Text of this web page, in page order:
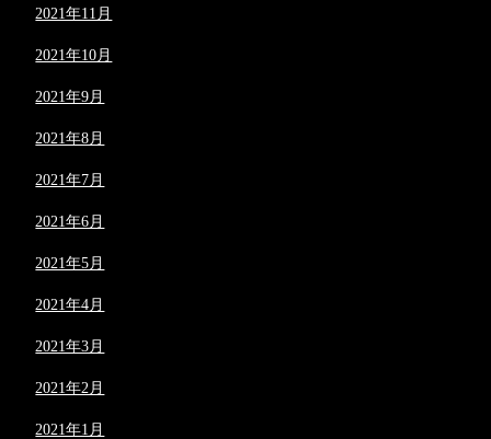
2021年11月
2021年10月
2021年9月
2021年8月
2021年7月
2021年6月
2021年5月
2021年4月
2021年3月
2021年2月
2021年1月